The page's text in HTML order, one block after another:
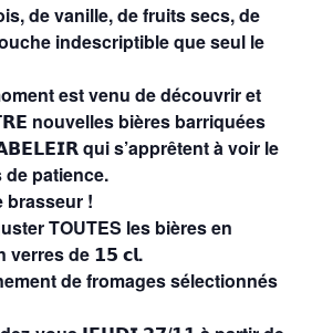
de vanille, de fruits secs, de
indescriptible que seul le
est venu de découvrir et
nouvelles bières barriquées
qui s’apprêtent à voir le
de patience.
brasseur !
TOUTES les bières en
verres de 𝟭𝟱 𝗰𝗹.
de fromages sélectionnés